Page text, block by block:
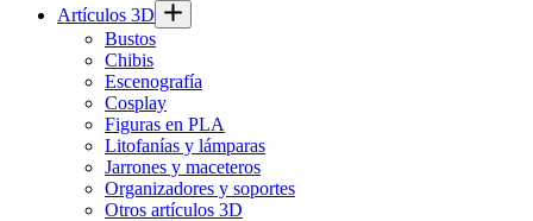
Artículos 3D
Bustos
Chibis
Escenografía
Cosplay
Figuras en PLA
Litofanías y lámparas
Jarrones y maceteros
Organizadores y soportes
Otros artículos 3D